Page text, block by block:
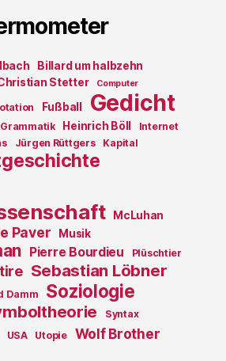
Billard um halbzehn
Stetter Computer
Fußball Gedicht
Grammatik Heinrich Böll Internet
Jürgen Rüttgers Kapital
McLuhan
Paver Musik
Pierre Bourdieu
Plüschtier
Sebastian Löbner
Damm Soziologie
Syntax
USA Utopie Wolf Brother